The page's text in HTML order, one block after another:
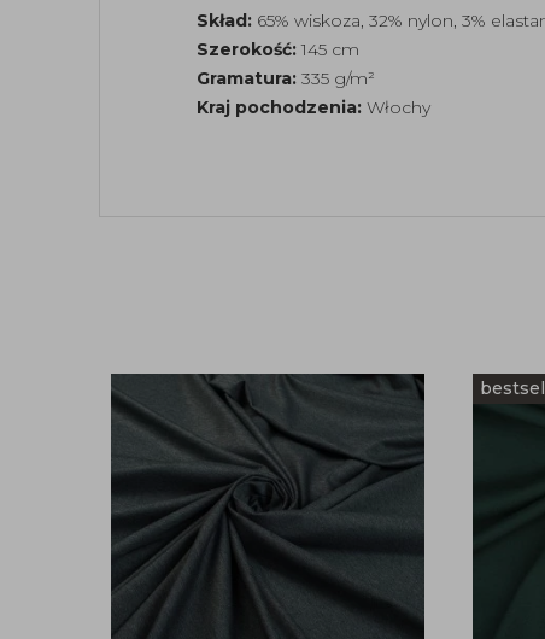
Skład: 65% wiskoza, 32% nylon, 3%
Szerokość: 145 cm
Gramatura: 335 g/m²
Kraj pochodzenia: Włochy